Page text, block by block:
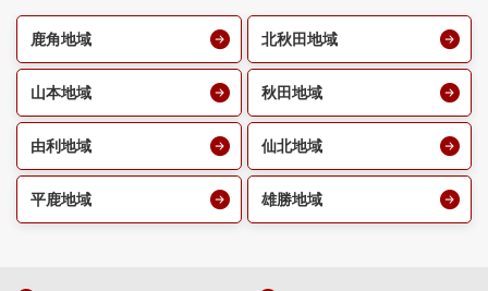
鹿角地域 北秋田地域
山本地域 秋田地域
由利地域 仙北地域
平鹿地域 雄勝地域